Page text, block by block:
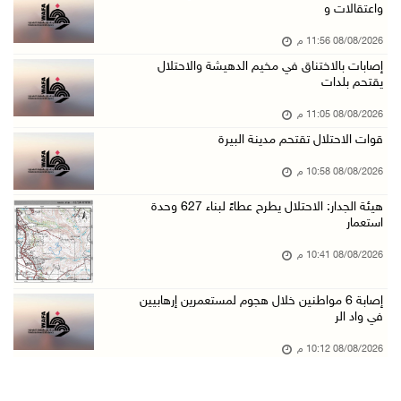
مستعمرون يقتحمون بلدة بيت عور التحتا وقرية جل ...
08/آب/2026 06:39 م
الجامعة العربية الأمريكية تختتم فعاليات تخريج ...
08/آب/2026 05:52 م
واعتقالات و
08/08/2026 11:56 م
إصابات بالاختناق في مخيم الدهيشة والاحتلال
يقتحم بلدات
08/08/2026 11:05 م
قوات الاحتلال تقتحم مدينة البيرة
08/08/2026 10:58 م
هيئة الجدار: الاحتلال يطرح عطاءً لبناء 627 وحدة
استعمار
08/08/2026 10:41 م
إصابة 6 مواطنين خلال هجوم لمستعمرين إرهابيين
في واد الر
08/08/2026 10:12 م